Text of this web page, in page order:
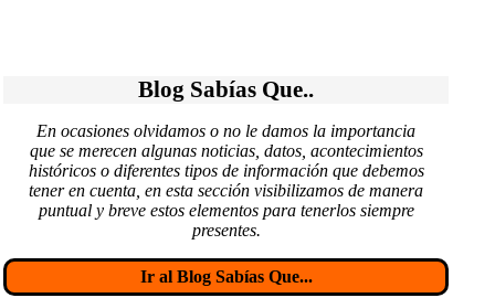
Blog Sabías Que..
En ocasiones olvidamos o no le damos la importancia
que se merecen algunas noticias, datos, acontecimientos
históricos o diferentes tipos de información que debemos
tener en cuenta, en esta sección visibilizamos de manera
puntual y breve estos elementos para tenerlos siempre
presentes.
Ir al Blog Sabías Que...